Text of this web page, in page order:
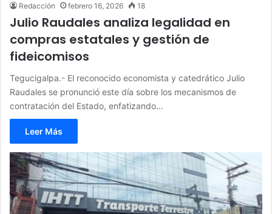
Redacción febrero 16, 2026 18
Julio Raudales analiza legalidad en
compras estatales y gestión de
fideicomisos
Tegucigalpa.- El reconocido economista y catedrático Julio
Raudales se pronunció este día sobre los mecanismos de
contratación del Estado, enfatizando…
Leer Más